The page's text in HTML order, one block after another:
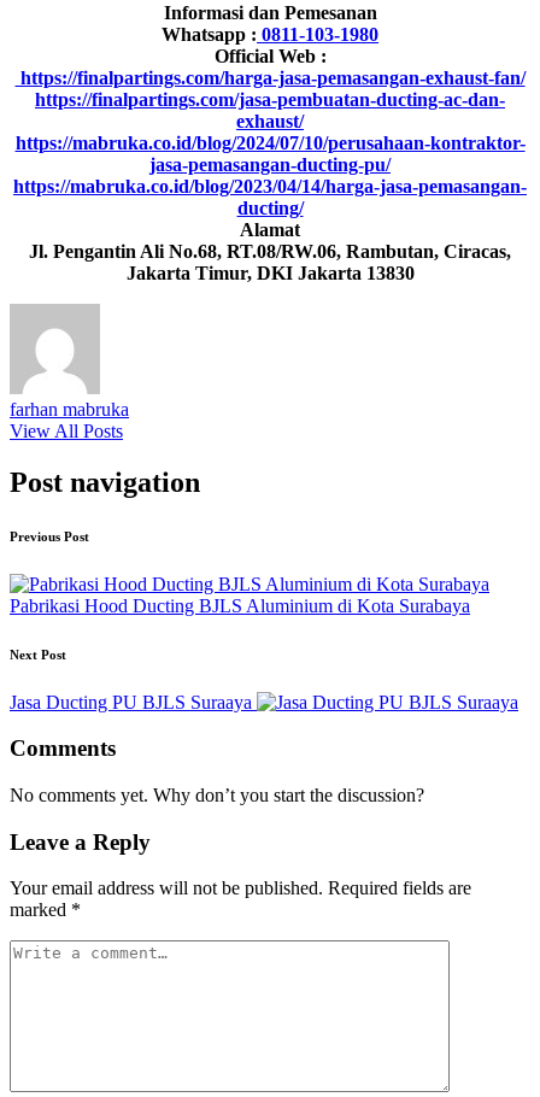
Informasi dan Pemesanan
Whatsapp : 0811-103-1980
Official Web :
https://finalpartings.com/harga-jasa-pemasangan-exhaust-fan/
https://finalpartings.com/jasa-pembuatan-ducting-ac-dan-
exhaust/
https://mabruka.co.id/blog/2024/07/10/perusahaan-kontraktor-
jasa-pemasangan-ducting-pu/
https://mabruka.co.id/blog/2023/04/14/harga-jasa-pemasangan-
ducting/
Alamat
Jl. Pengantin Ali No.68, RT.08/RW.06, Rambutan, Ciracas,
Jakarta Timur, DKI Jakarta 13830
farhan mabruka
View All Posts
Post navigation
Previous Post
Pabrikasi Hood Ducting BJLS Aluminium di Kota Surabaya
Next Post
Jasa Ducting PU BJLS Suraaya
Comments
No comments yet. Why don’t you start the discussion?
Leave a Reply
Your email address will not be published. Required fields are
marked *